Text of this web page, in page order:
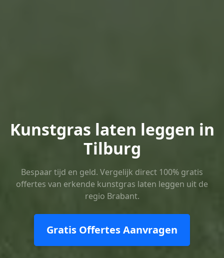
Kunstgras laten leggen in
Tilburg
Bespaar tijd en geld. Vergelijk direct 100% gratis
offertes van erkende kunstgras laten leggen uit de
regio Brabant.
Gratis Offertes Aanvragen